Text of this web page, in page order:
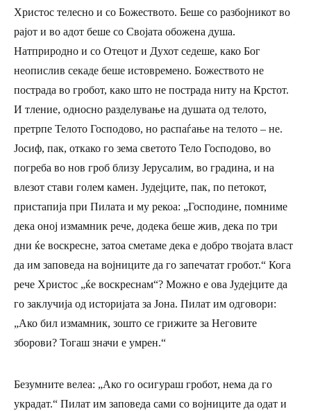
Христос телесно и со Божеството. Беше со разбојникот во
рајот и во адот беше со Својата обожена душа.
Натприродно и со Отецот и Духот седеше, како Бог
неопислив секаде беше истовремено. Божеството не
пострада во гробот, како што не пострада ниту на Крстот.
И тление, односно разделување на душата од телото,
претрпе Телото Господово, но распаѓање на телото – не.
Јосиф, пак, откако го зема светото Тело Господово, во
погреба во нов гроб близу Јерусалим, во градина, и на
влезот стави голем камен. Јудејците, пак, по петокот,
пристапија при Пилата и му рекоа: „Господине, помниме
дека оној измамник рече, додека беше жив, дека по три
дни ќе воскресне, затоа сметаме дека е добро твојата власт
да им заповеда на војниците да го запечатат гробот.“ Кога
рече Христос „ќе воскреснам“? Можно е ова Јудејците да
го заклучија од историјата за Јона. Пилат им одговори:
„Ако бил измамник, зошто се грижите за Неговите
зборови? Тогаш значи е умрен.“
Безумните велеа: „Ако го осигураш гробот, нема да го
украдат.“ Пилат им заповеда сами со војниците да одат и